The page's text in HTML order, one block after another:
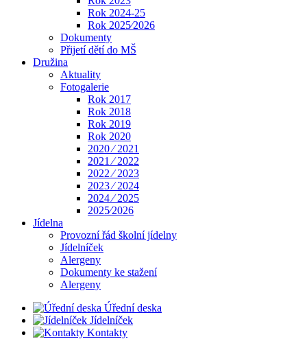
Rok 2024-25
Rok 2025⁄2026
Dokumenty
Přijetí dětí do MŠ
Družina
Aktuality
Fotogalerie
Rok 2017
Rok 2018
Rok 2019
Rok 2020
2020 ⁄ 2021
2021 ⁄ 2022
2022 ⁄ 2023
2023 ⁄ 2024
2024 ⁄ 2025
2025⁄2026
Jídelna
Provozní řád školní jídelny
Jídelníček
Alergeny
Dokumenty ke stažení
Alergeny
Úřední deska
Jídelníček
Kontakty